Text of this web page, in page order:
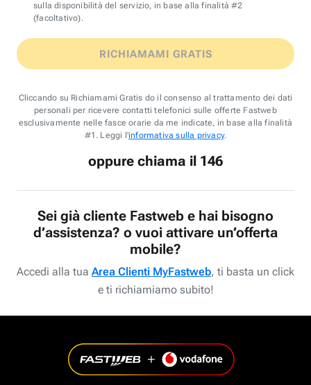
sulla disponibilità del servizio, in base alla finalità #2
(facoltativo).
RICHIAMAMI GRATIS
Cliccando su Richiamami Gratis do il consenso al trattamento dei dati
personali per ricevere contatti telefonici sulle offerte Fastweb
esclusivamente nelle fasce orarie da me indicate, in base alla finalità
#1. Leggi l'informativa sulla privacy.
oppure chiama il 146
Sei già cliente Fastweb e hai bisogno
d’assistenza? o vuoi attivare un’offerta
mobile?
Accedi alla tua Area Clienti MyFastweb, ti basta un click
e ti richiamiamo subito!